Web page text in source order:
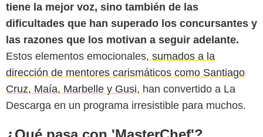
tiene la mejor voz, sino también de las
dificultades que han superado los concursantes y
las razones que los motivan a seguir adelante.
Estos elementos emocionales, sumados a la
dirección de mentores carismáticos como Santiago
Cruz, Maía, Marbelle y Gusi, han convertido a La
Descarga en un programa irresistible para muchos.